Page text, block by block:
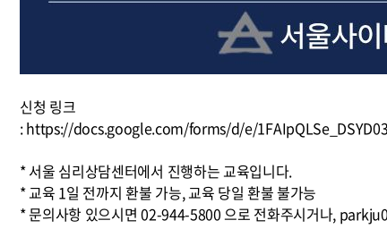
신청 링크
: https://docs.google.com/forms/d/e/
* 서울 심리상담센터에서 진행하는 교육입니다.
* 교육 1일 전까지 환불 가능, 교육 당일 환불 불가능
* 문의사항 있으시면 02-944-5800 으로 전화주시거나,